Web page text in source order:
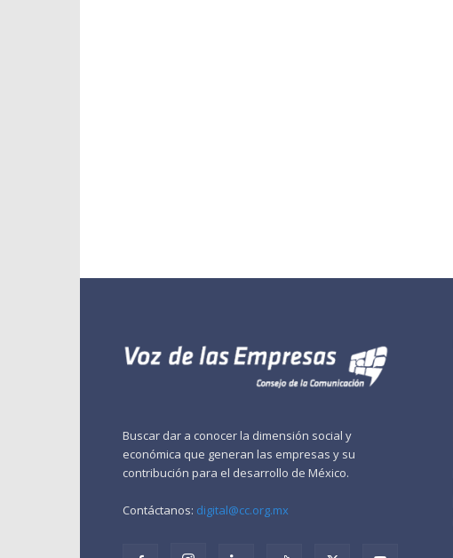
Buscar dar a conocer la dimensión social y
económica que generan las empresas y su
contribución para el desarrollo de México.
Contáctanos: digital@cc.org.mx